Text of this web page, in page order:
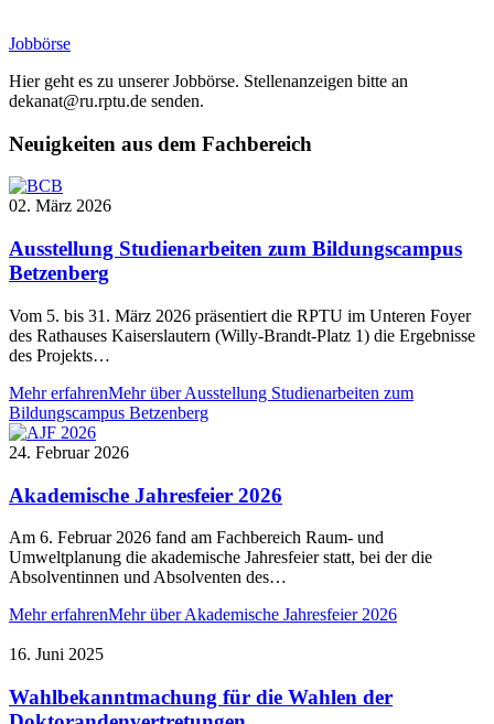
Jobbörse
Hier geht es zu unserer Jobbörse. Stellenanzeigen bitte an
dekanat@ru.rptu.de senden.
Neuigkeiten aus dem Fachbereich
02. März 2026
Ausstellung Studienarbeiten zum Bildungscampus
Betzenberg
Vom 5. bis 31. März 2026 präsentiert die RPTU im Unteren Foyer
des Rathauses Kaiserslautern (Willy-Brandt-Platz 1) die Ergebnisse
des Projekts…
Mehr erfahrenMehr über Ausstellung Studienarbeiten zum
Bildungscampus Betzenberg
24. Februar 2026
Akademische Jahresfeier 2026
Am 6. Februar 2026 fand am Fachbereich Raum- und
Umweltplanung die akademische Jahresfeier statt, bei der die
Absolventinnen und Absolventen des…
Mehr erfahrenMehr über Akademische Jahresfeier 2026
16. Juni 2025
Wahlbekanntmachung für die Wahlen der